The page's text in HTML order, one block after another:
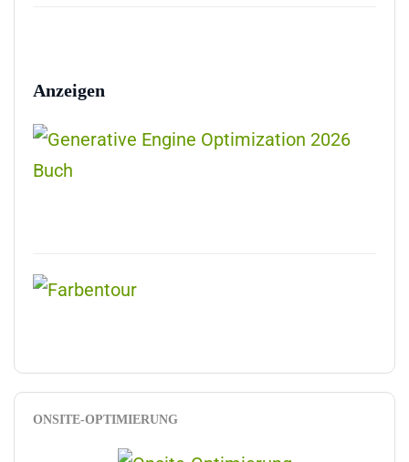
Anzeigen
ONSITE-OPTIMIERUNG